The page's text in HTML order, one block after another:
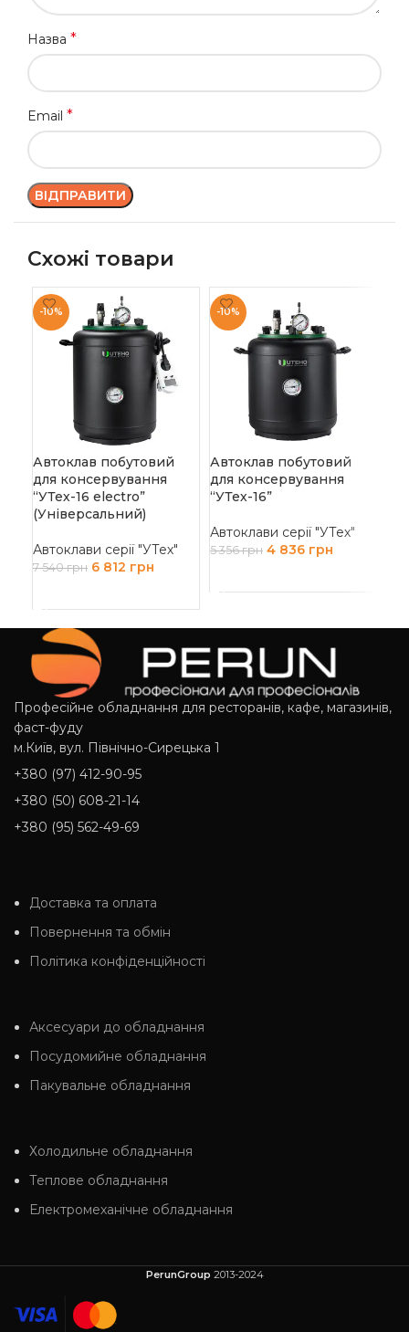
Назва *
Email *
Схожі товари
-10%
Автоклав побутовий
для консервування
“УТех-16 electro”
(Універсальний)
Автоклави серії "УТех"
7 540грн 6 812 грн
-10%
Автоклав побутовий
для консервування
“УТех-16”
Автоклави серії "УТех"
5 356грн 4 836 грн
Професійне обладнання для ресторанів, кафе, магазинів,
фаст-фуду
м.Київ, вул. Північно-Сирецька 1
+380 (97) 412-90-95
+380 (50) 608-21-14
+380 (95) 562-49-69
Доставка та оплата
Повернення та обмін
Політика конфіденційності
Аксесуари до обладнання
Посудомийне обладнання
Пакувальне обладнання
Холодильне обладнання
Теплове обладнання
Електромеханічне обладнання
PerunGroup 2013-2024